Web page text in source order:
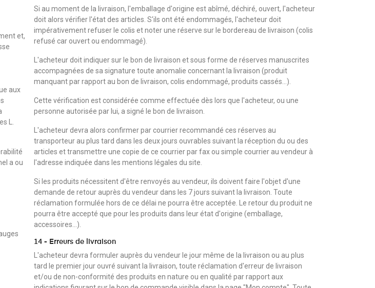
et,
aux
L.
a ou
Si au moment de la livraison, l'emballage d'origine est abîmé, déchiré, ouvert, l'acheteur
doit alors vérifier l'état des articles. S'ils ont été endommagés, l'acheteur doit
impérativement refuser le colis et noter une réserve sur le bordereau de livraison (colis
refusé car ouvert ou endommagé).
L'acheteur doit indiquer sur le bon de livraison et sous forme de réserves manuscrites
accompagnées de sa signature toute anomalie concernant la livraison (produit
manquant par rapport au bon de livraison, colis endommagé, produits cassés...).
Cette vérification est considérée comme effectuée dès lors que l'acheteur, ou une
personne autorisée par lui, a signé le bon de livraison.
L'acheteur devra alors confirmer par courrier recommandé ces réserves au
transporteur au plus tard dans les deux jours ouvrables suivant la réception du ou des
articles et transmettre une copie de ce courrier par fax ou simple courrier au vendeur à
l'adresse indiquée dans les mentions légales du site.
Si les produits nécessitent d'être renvoyés au vendeur, ils doivent faire l'objet d'une
demande de retour auprès du vendeur dans les 7 jours suivant la livraison. Toute
réclamation formulée hors de ce délai ne pourra être acceptée. Le retour du produit ne
pourra être accepté que pour les produits dans leur état d'origine (emballage,
accessoires...).
14 - Erreurs de livraison
L'acheteur devra formuler auprès du vendeur le jour même de la livraison ou au plus
tard le premier jour ouvré suivant la livraison, toute réclamation d'erreur de livraison
et/ou de non-conformité des produits en nature ou en qualité par rapport aux